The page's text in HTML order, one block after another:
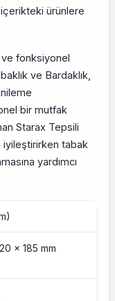
içerikteki ürünlere
ve fonksiyonel
ve Bardaklık,
bir mutfak
Starax Tepsili
iyileştirirken tabak
yardımcı
× 185 mm